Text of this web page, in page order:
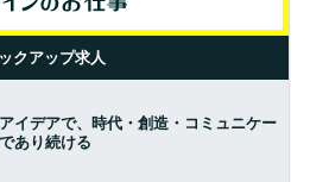
クアップ求人
イデアで、時代・創造・コミュニケー
あり続ける